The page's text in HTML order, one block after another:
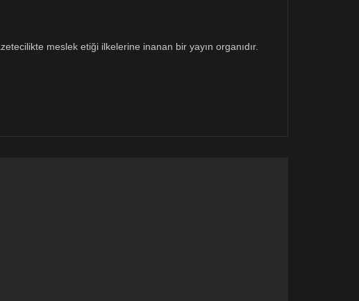
meslek etiği ilkelerine inanan bir yayın organıdır.